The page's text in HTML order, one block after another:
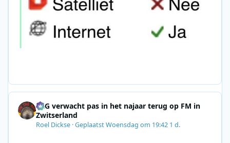
SRG verwacht pas in het najaar terug op FM in
Zwitserland
Roel Dickse ·GeplaatstWoensdag om 19:42 1 d.